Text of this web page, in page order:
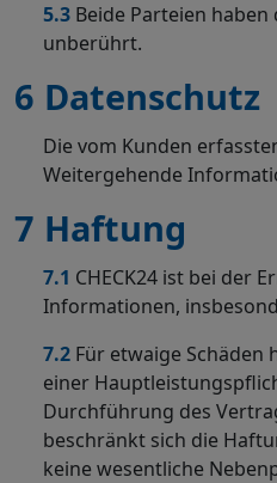
5.3 Beide Parteien
unberührt.
6 Datenschutz
Die vom Kunden
Weitergehende
7 Haftung
7.1 CHECK24 ist bei der
Informationen,
7.2 Für etwaige Schäden
einer
Durchführung des
beschränkt sich die
keine wesentliche